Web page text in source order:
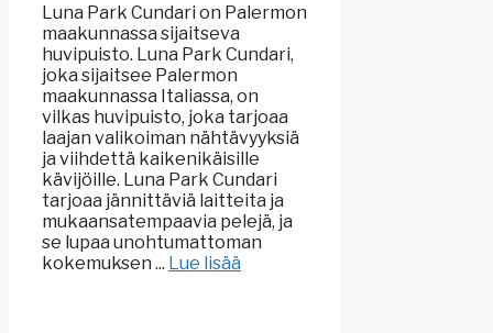
Luna Park Cundari on Palermon
maakunnassa sijaitseva
huvipuisto. Luna Park Cundari,
joka sijaitsee Palermon
maakunnassa Italiassa, on
vilkas huvipuisto, joka tarjoaa
laajan valikoiman nähtävyyksiä
ja viihdettä kaikenikäisille
kävijöille. Luna Park Cundari
tarjoaa jännittäviä laitteita ja
mukaansatempaavia pelejä, ja
se lupaa unohtumattoman
kokemuksen ... Lue lisää